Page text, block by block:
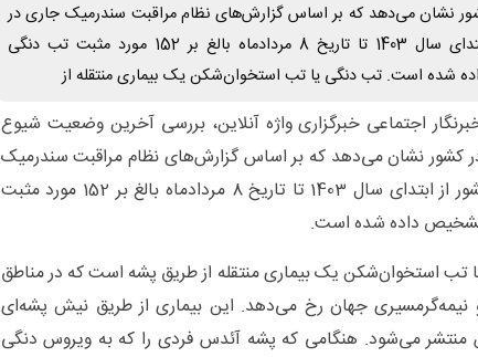
نشان می‌دهد که بر اساس گزارش‌های نظام مراقبت سندرمیک جاری در
کشور از ابتدای سال 1403 تا تاریخ 8 مردادماه بالغ بر 152 مورد مثبت تب دنگی
شده است. تب دنگی یا تب استخوان‌‌شکن یک بیماری منتقله از
اجتماعی خبرگزاری واژه آنلاین، بررسی آخرین وضعیت شیوع
کشور نشان می‌دهد که بر اساس گزارش‌های نظام مراقبت سندرمیک
جاری در کشور از ابتدای سال 1403 تا تاریخ 8 مردادماه بالغ بر 152 مورد مثبت
داده شده است.
تب استخوان‌‌شکن یک بیماری منتقله از طریق پشه است که در مناطق
نیمه‌گرمسیری جهان رخ می‌دهد. این بیماری از طریق نیش پشه‌ای
منتشر می‌شود. هنگامی که پشه آئدس فردی را که به ویروس دنگی